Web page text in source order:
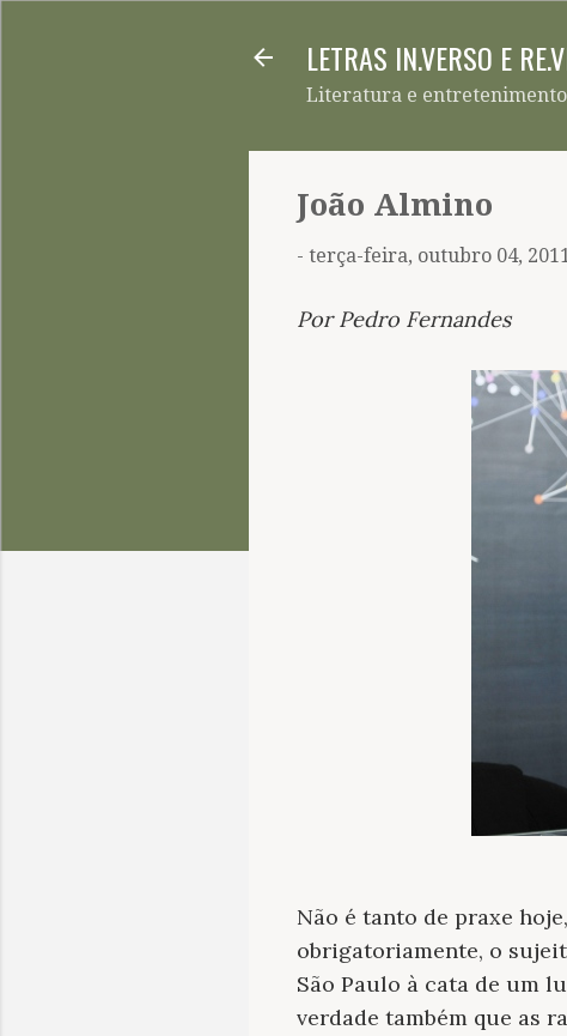
LETRAS IN.VERSO E
Literatura e entretenimento
João Almino
- terça-feira, outubro 04,
Por Pedro Fernandes
Não é tanto de praxe
obrigatoriamente, o
São Paulo à cata de um
verdade também que as